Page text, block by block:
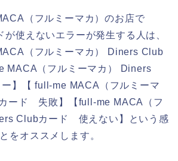
（フルミーマカ）のお店で
使えないエラーが発生する人は、
（フルミーマカ） Diners Club
MACA（フルミーマカ） Diners
】【 full-me MACA（フルミーマ
ード 失敗】【full-me MACA（フ
Clubカード 使えない】という感
をオススメします。